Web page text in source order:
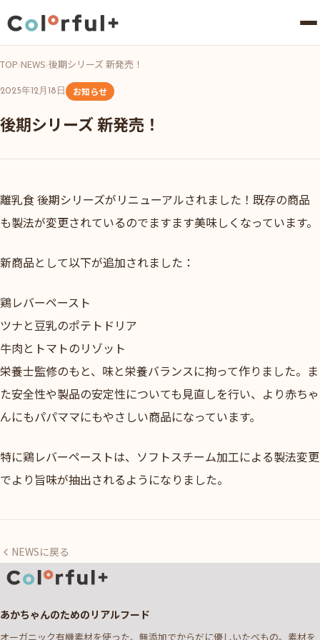
TOP›NEWS›後期シリーズ 新発売！
2025年12月18日 お知らせ
後期シリーズ 新発売！
離乳食 後期シリーズがリニューアルされました！既存の商品
も製法が変更されているのでますます美味しくなっています。
新商品として以下が追加されました：
鶏レバーペースト
ツナと豆乳のポテトドリア
牛肉とトマトのリゾット
栄養士監修のもと、味と栄養バランスに拘って作りました。ま
た安全性や製品の安定性についても見直しを行い、より赤ちゃ
んにもパパママにもやさしい商品になっています。
特に鶏レバーペーストは、ソフトスチーム加工による製法変更
でより旨味が抽出されるようになりました。
NEWSに戻る
あかちゃんのためのリアルフード
オーガニック有機素材を使った、無添加でからだに優しいたべもの。素材を